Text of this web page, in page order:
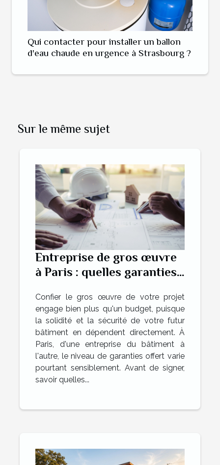
Qui contacter pour installer un ballon
d'eau chaude en urgence à Strasbourg ?
Sur le même sujet
Entreprise de gros œuvre
à Paris : quelles garanties
Confier le gros œuvre de votre projet
engage bien plus qu'un budget, puisque
la solidité et la sécurité de votre futur
bâtiment en dépendent directement. À
Paris, d'une entreprise du bâtiment à
l'autre, le niveau de garanties offert varie
pourtant sensiblement. Avant de signer,
savoir quelles...